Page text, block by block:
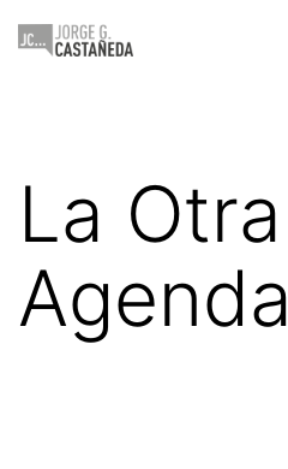
Saltar
Jorge
La Otra
Agenda